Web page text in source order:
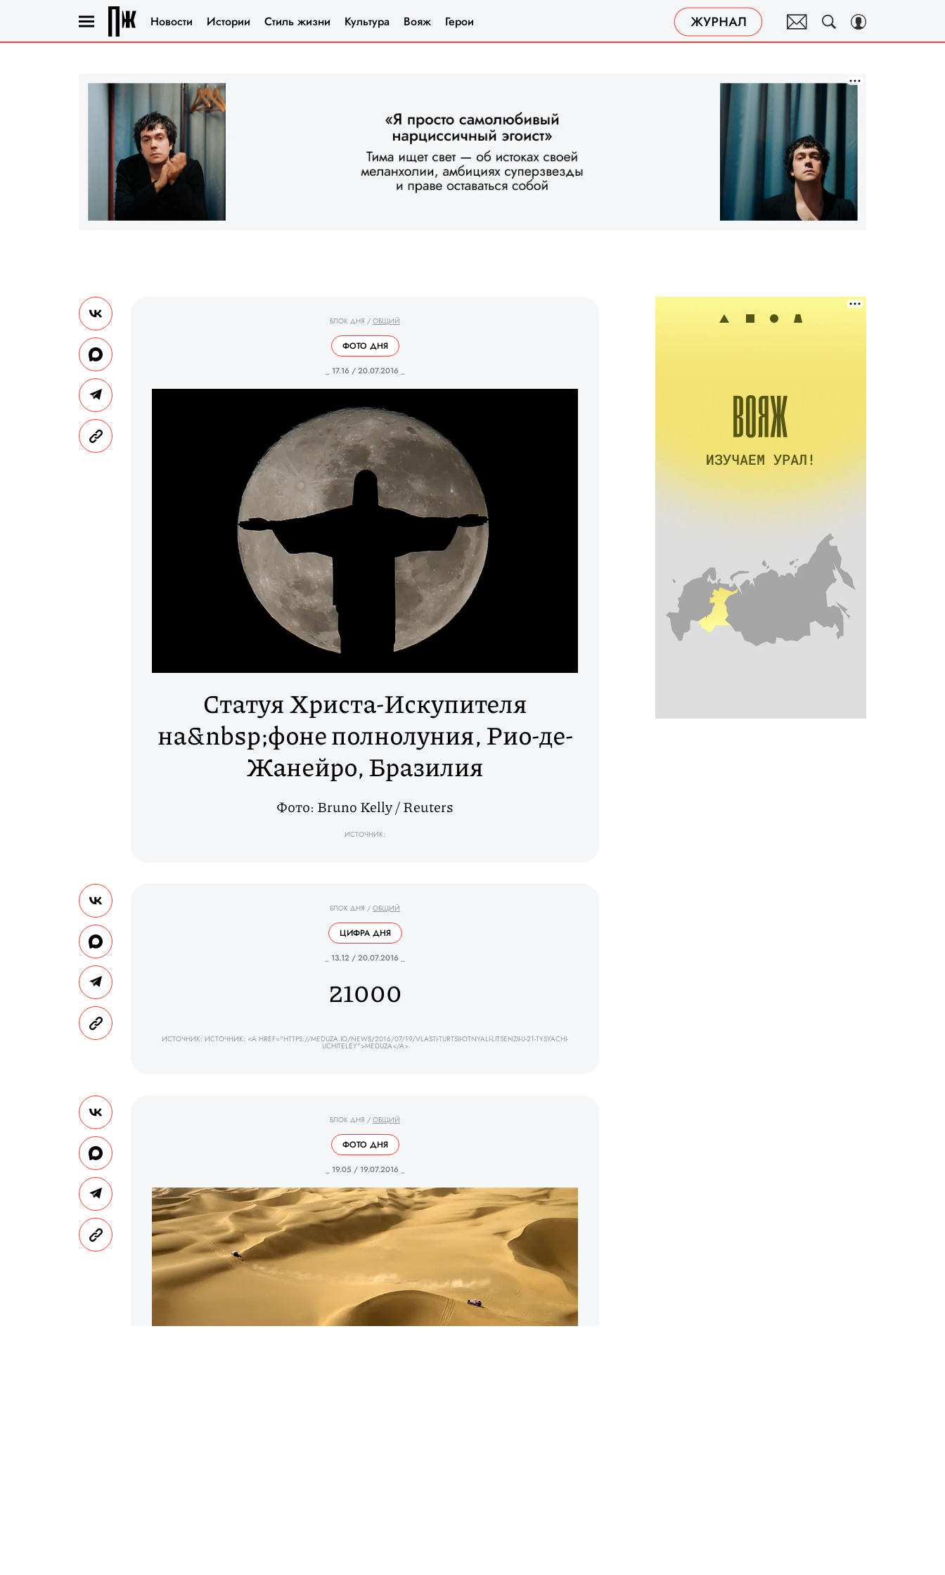
Новости Истории Стиль жизни Культура Вояж Герои
БЛОК ДНЯ / ОБЩИЙ
ФОТО ДНЯ
_ 17.16 / 20.07.2016 _
Статуя Христа-Искупителя
на&nbsp;фоне полнолуния, Рио-де-
Жанейро, Бразилия
Фото: Bruno Kelly / Reuters
ИСТОЧНИК:
БЛОК ДНЯ / ОБЩИЙ
ЦИФРА ДНЯ
_ 13.12 / 20.07.2016 _
21000
ИСТОЧНИК: ИСТОЧНИК: <A HREF="HTTPS://MEDUZA.IO/NEWS/2016/07/19/VLASTI-TURTSII-OTNYALI-LITSENZII-U-21-TYSYACHI-
UCHITELEY">MEDUZA</A>
БЛОК ДНЯ / ОБЩИЙ
ФОТО ДНЯ
_ 19.05 / 19.07.2016 _